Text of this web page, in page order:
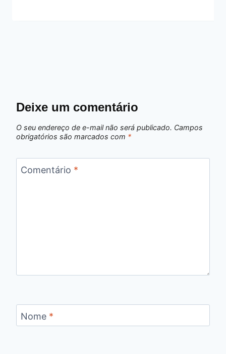
Deixe um comentário
O seu endereço de e-mail não será publicado. Campos
obrigatórios são marcados com *
Comentário *
Nome *